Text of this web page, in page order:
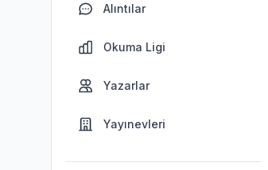
Alıntılar
Okuma Ligi
Yazarlar
Yayınevleri